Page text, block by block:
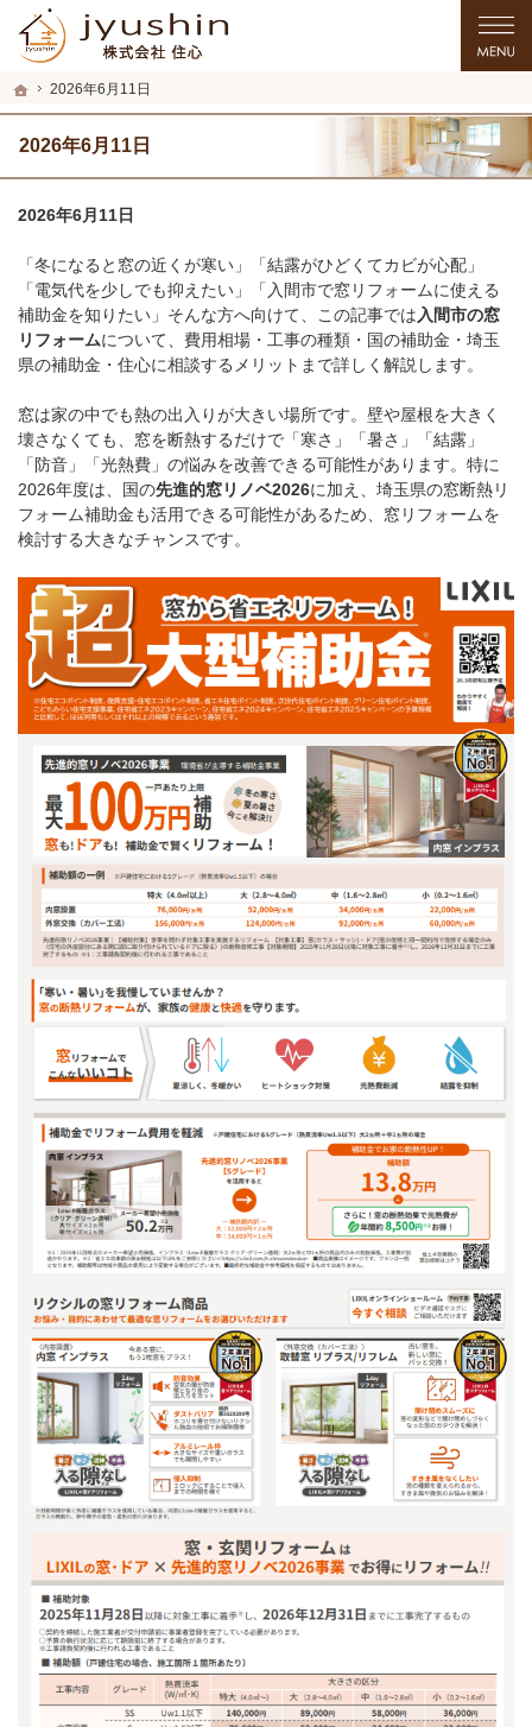
ホーム
2026年6月11日
2026年6月11日
プロの目線からご提案。入間市・所沢市・川越市のリフォーム・リノベーション
入間市・所沢市・川越市のリフォーム・リノベーションを手がける工務店なら住
2026年6月11日
「冬になると窓の近くが寒い」「結露がひどくてカビが心配」
「電気代を少しでも抑えたい」「入間市で窓リフォームに使える
補助金を知りたい」そんな方へ向けて、この記事では 入間市の窓
リフォームについて、費用相場・工事の種類・国の補助金・埼玉
県の補助金・住心に相談するメリットまで詳しく解説します。
窓は家の中でも熱の出入りが大きい場所です。壁や屋根を大きく
壊さなくても、窓を断熱するだけで「寒さ」「暑さ」「結露」
「防音」「光熱費」の悩みを改善できる可能性があります。特に
2026年度は、国の先進的窓リノベ2026に加え、埼玉県の窓断熱リ
フォーム補助金も活用できる可能性があるため、窓リフォームを
検討する大きなチャンスです。